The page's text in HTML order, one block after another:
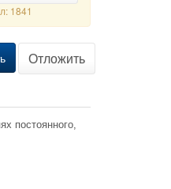
1841
Отложить
постоянного,